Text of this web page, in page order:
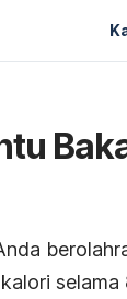
selama